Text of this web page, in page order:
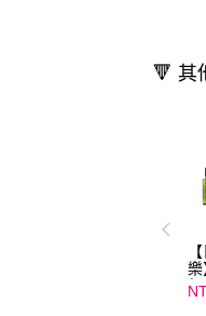
🔻 其
樂
行